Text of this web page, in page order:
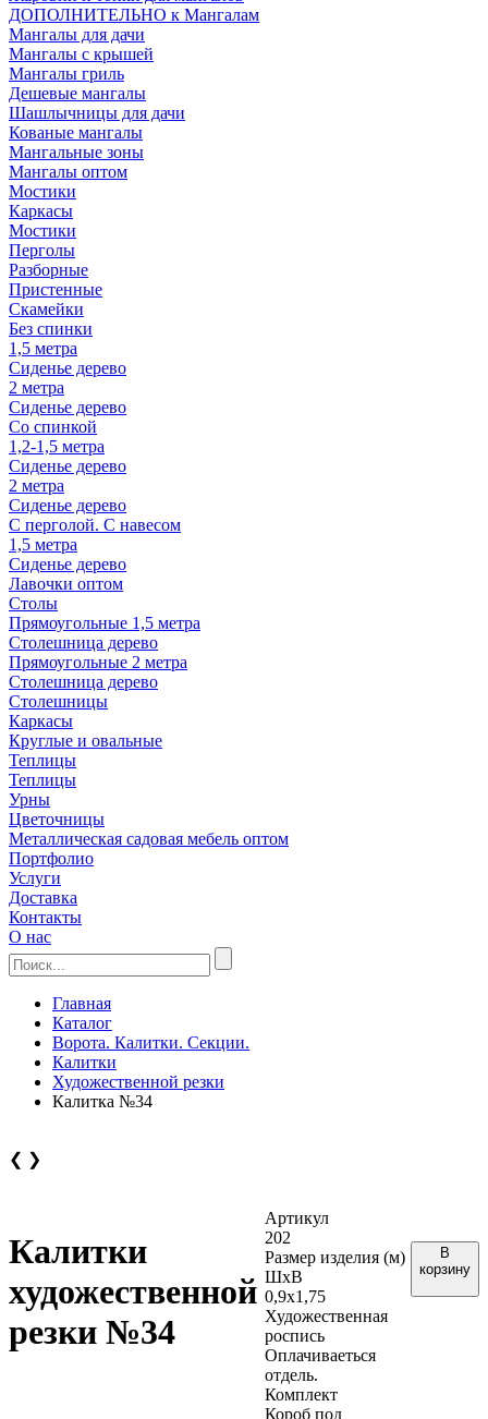
ДОПОЛНИТЕЛЬНО к Мангалам
Мангалы для дачи
Мангалы с крышей
Мангалы гриль
Дешевые мангалы
Шашлычницы для дачи
Кованые мангалы
Мангальные зоны
Мангалы оптом
Мостики
Каркасы
Мостики
Перголы
Разборные
Пристенные
Скамейки
Без спинки
1,5 метра
Сиденье дерево
2 метра
Сиденье дерево
Со спинкой
1,2-1,5 метра
Сиденье дерево
2 метра
Сиденье дерево
С перголой. С навесом
1,5 метра
Сиденье дерево
Лавочки оптом
Столы
Прямоугольные 1,5 метра
Столешница дерево
Прямоугольные 2 метра
Столешница дерево
Столешницы
Каркасы
Круглые и овальные
Теплицы
Теплицы
Урны
Цветочницы
Металлическая садовая мебель оптом
Портфолио
Услуги
Доставка
Контакты
О нас
Главная
Каталог
Ворота. Калитки. Секции.
Калитки
Художественной резки
Калитка №34
❮ ❯
Калитки
художественной
резки №34
Артикул
202
Размер изделия (м)
ШхВ
0,9х1,75
Художественная
роспись
Оплачиваеться
отдель.
Комплект
Короб под
В
корзину